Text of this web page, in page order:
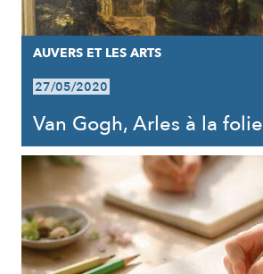
AUVERS ET LES ARTS
27/05/2020
Van Gogh, Arles à la folie